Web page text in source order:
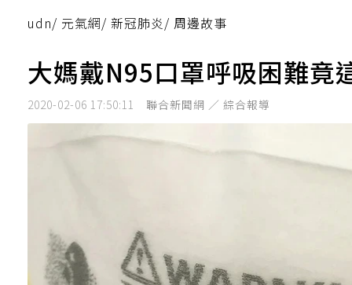
udn/ 元氣網/ 新冠肺炎/ 周邊故事
大媽戴N95口罩呼吸困難竟
2020-02-06 17:50:11 聯合新聞網 ／ 綜合報導